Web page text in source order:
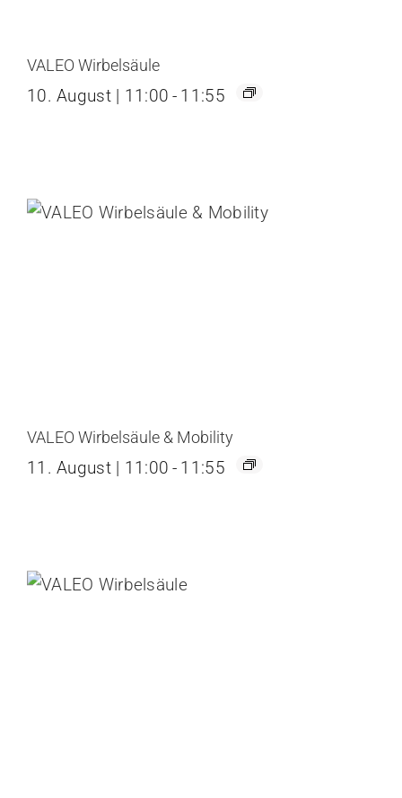
VALEO Wirbelsäule
10. August | 11:00 - 11:55
VALEO Wirbelsäule & Mobility
11. August | 11:00 - 11:55